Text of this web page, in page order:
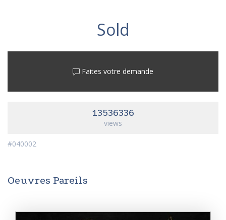
Sold
Faites votre demande
13536336
views
#040002
Oeuvres Pareils